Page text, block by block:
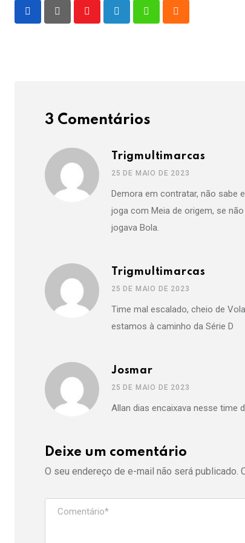
3 Comentários
Trigmultimarcas
25 DE MAIO DE 2023
Demora em contratar, não sabe
joga com Meia de origem, se
jogava Bola.
Trigmultimarcas
25 DE MAIO DE 2023
Time mal escalado, cheio de
estamos à caminho da Série D
Josmar
25 DE MAIO DE 2023
Allan dias encaixava nesse time
Deixe um comentário
O seu endereço de e-mail não será publicado.